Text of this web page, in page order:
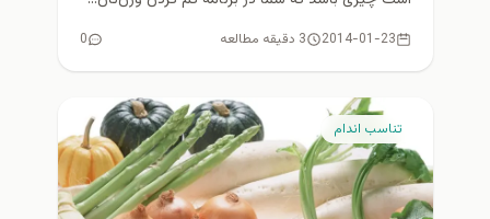
2014-01-23 3 دقیقه مطالعه 0
تناسب اندام